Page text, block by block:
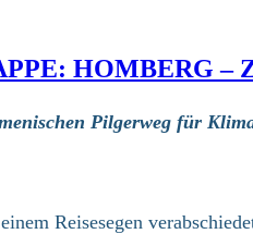
HOMBERG
Pilgerweg für
Reisesegen